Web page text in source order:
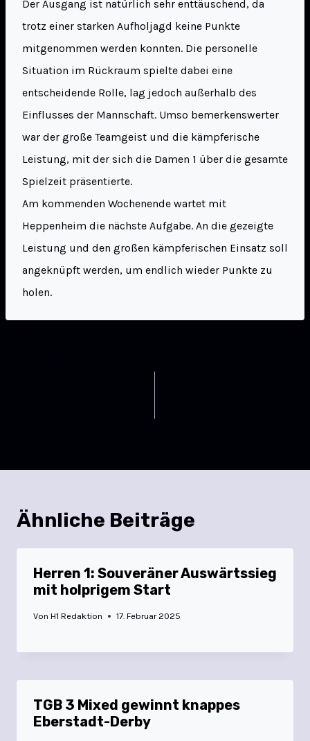
Der Ausgang ist natürlich sehr enttäuschend, da
trotz einer starken Aufholjagd keine Punkte
mitgenommen werden konnten. Die personelle
Situation im Rückraum spielte dabei eine
entscheidende Rolle, lag jedoch außerhalb des
Einflusses der Mannschaft. Umso bemerkenswerter
war der große Teamgeist und die kämpferische
Leistung, mit der sich die Damen 1 über die gesamte
Spielzeit präsentierte.
Am kommenden Wochenende wartet mit
Heppenheim die nächste Aufgabe. An die gezeigte
Leistung und den großen kämpferischen Einsatz soll
angeknüpft werden, um endlich wieder Punkte zu
holen.
Ähnliche Beiträge
Herren 1: Souveräner Auswärtssieg
mit holprigem Start
Von H1 Redaktion 17. Februar 2025
TGB 3 Mixed gewinnt knappes
Eberstadt-Derby